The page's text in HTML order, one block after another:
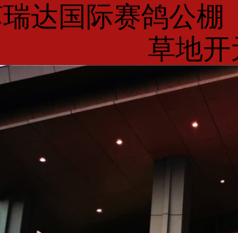
达国际赛鸽公棚
草地